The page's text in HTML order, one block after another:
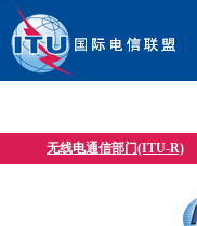
无线电通信部门(ITU-R)